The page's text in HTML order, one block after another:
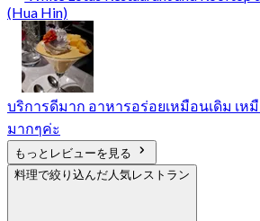
(Hua Hin)
บริการดีมาก อาหารอร่อยเหมือนเดิม เ
มากๆค่ะ
もっとレビューを見る
料理で絞り込んだ人気レストラン